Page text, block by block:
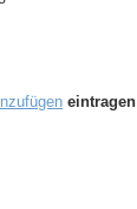
eintragen